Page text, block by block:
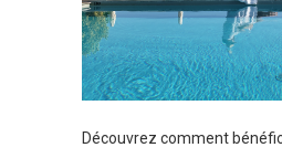
Découvrez comment